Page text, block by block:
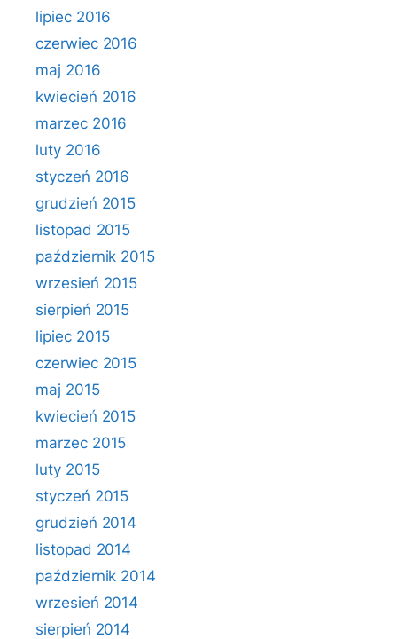
lipiec 2016
czerwiec 2016
maj 2016
kwiecień 2016
marzec 2016
luty 2016
styczeń 2016
grudzień 2015
listopad 2015
październik 2015
wrzesień 2015
sierpień 2015
lipiec 2015
czerwiec 2015
maj 2015
kwiecień 2015
marzec 2015
luty 2015
styczeń 2015
grudzień 2014
listopad 2014
październik 2014
wrzesień 2014
sierpień 2014